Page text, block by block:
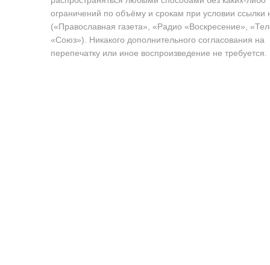
ограничений по объёму и срокам при условии ссылки
(«Православная газета», «Радио «Воскресение»,
«Союз»). Никакого дополнительного согласования на
перепечатку или иное воспроизведение не требуется.